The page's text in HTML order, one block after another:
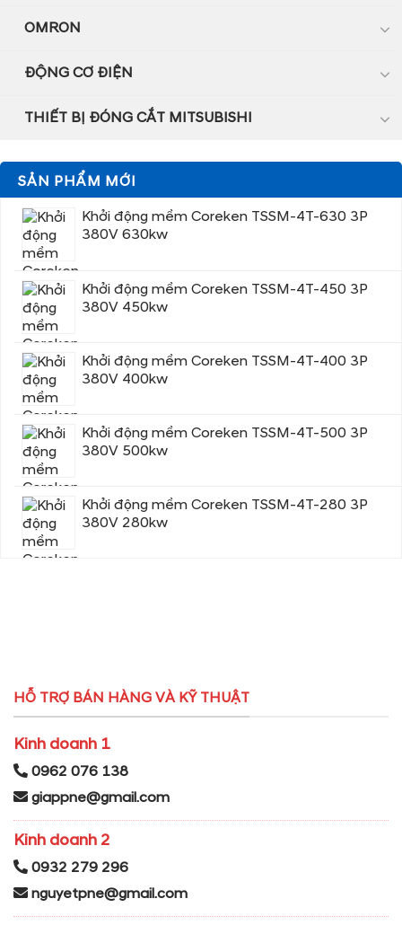
OMRON
ĐỘNG CƠ ĐIỆN
THIẾT BỊ ĐÓNG CẮT MITSUBISHI
SẢN PHẨM MỚI
Khởi động mềm Coreken TSSM-4T-630 3P
380V 630kw
Khởi động mềm Coreken TSSM-4T-450 3P
380V 450kw
Khởi động mềm Coreken TSSM-4T-400 3P
380V 400kw
Khởi động mềm Coreken TSSM-4T-500 3P
380V 500kw
Khởi động mềm Coreken TSSM-4T-280 3P
380V 280kw
HỖ TRỢ BÁN HÀNG VÀ KỸ THUẬT
Kinh doanh 1
0962 076 138
giappne@gmail.com
Kinh doanh 2
0932 279 296
nguyetpne@gmail.com